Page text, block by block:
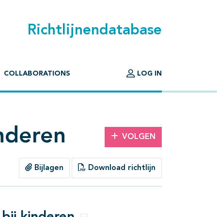
Richtlijnendatabase
COLLABORATIONS LOG IN
VOLGEN
Bijlagen Download richtlijn